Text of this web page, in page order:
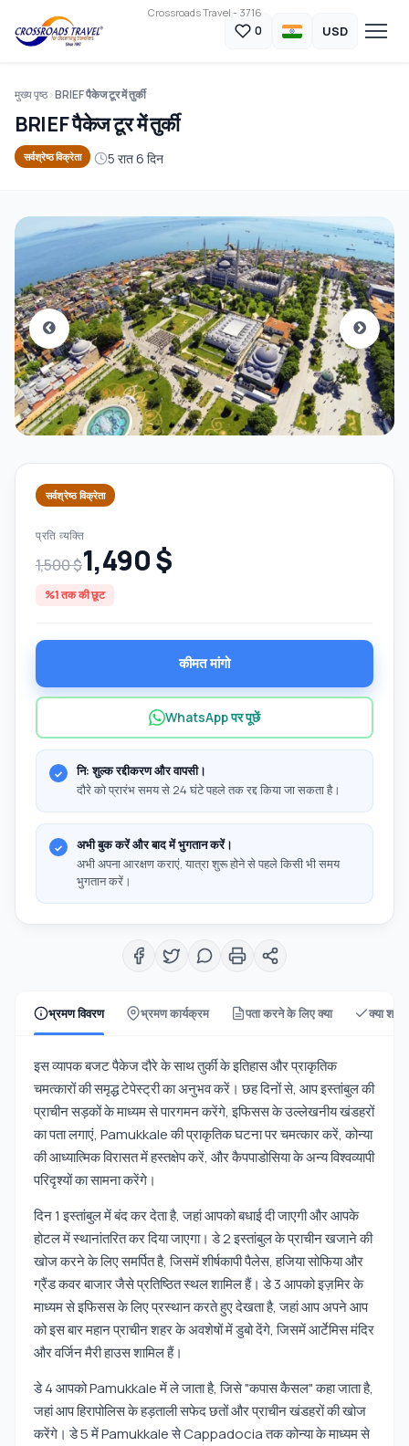
Crossroads Travel - 3716
0 USD
मुख्य पृष्ठ BRIEF पैकेज टूर में तुर्की
BRIEF पैकेज टूर में तुर्की
सर्वश्रेष्ठ विक्रेता 5 रात 6 दिन
भ्रमण विवरण भ्रमण कार्यक्रम पता करने के लिए क्या क्या
इस व्यापक बजट पैकेज दौरे के साथ तुर्की के इतिहास और प्राकृतिक
चमत्कारों की समृद्ध टेपेस्ट्री का अनुभव करें। छह दिनों से, आप इस्तांबुल की
प्राचीन सड़कों के माध्यम से पारगमन करेंगे, इफिसस के उल्लेखनीय खंडहरों
का पता लगाएं, Pamukkale की प्राकृतिक घटना पर चमत्कार करें, कोन्या
की आध्यात्मिक विरासत में हस्तक्षेप करें, और कैपपाडोसिया के अन्य विश्वव्यापी
परिदृश्यों का सामना करेंगे।
दिन 1 इस्तांबुल में बंद कर देता है, जहां आपको बधाई दी जाएगी और आपके
होटल में स्थानांतरित कर दिया जाएगा। डे 2 इस्तांबुल के प्राचीन खजाने की
खोज करने के लिए समर्पित है, जिसमें शीर्षकापी पैलेस, हजिया सोफिया और
ग्रैंड कवर बाजार जैसे प्रतिष्ठित स्थल शामिल हैं। डे 3 आपको इज़मिर के
माध्यम से इफिसस के लिए प्रस्थान करते हुए देखता है, जहां आप अपने आप
को इस बार महान प्राचीन शहर के अवशेषों में डुबो देंगे, जिसमें आर्टेमिस मंदिर
और वर्जिन मैरी हाउस शामिल हैं।
डे 4 आपको Pamukkale में ले जाता है, जिसे "कपास कैसल" कहा जाता है,
जहां आप हिरापोलिस के हड़ताली सफेद छतों और प्राचीन खंडहरों की खोज
करेंगे। डे 5 में Pamukkale से Cappadocia तक कोन्या के माध्यम से
सर्वश्रेष्ठ विक्रेता
प्रति व्यक्ति
1,500 $1,490 $
%1 तक की छूट
कीमत मांगो
WhatsApp पर पूछें
नि: शुल्क रद्दीकरण और वापसी।
दौरे को प्रारंभ समय से 24 घंटे पहले तक रद्द किया जा सकता है।
अभी बुक करें और बाद में भुगतान करें।
अभी अपना आरक्षण कराएं, यात्रा शुरू होने से पहले किसी भी समय
भुगतान करें।